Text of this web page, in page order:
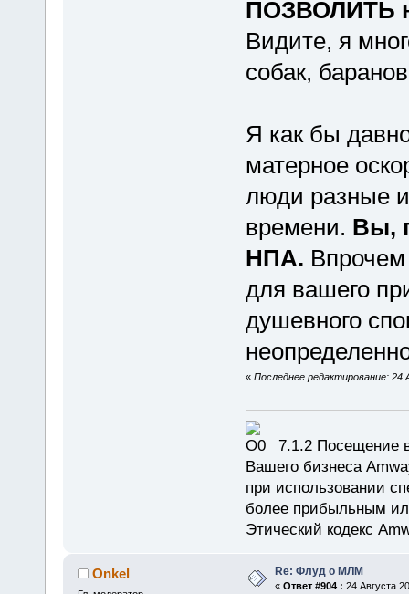
ПОЗВОЛИТЬ
Видите, я
собак,
Я как бы
матерное
люди разные
времени. Вы,
НПА. Впрочем
для вашего
душевного
« Последнее редактирование: 24
7.1.2 Посещение
Вашего бизнеса
при использовании
более прибыльным
Этический кодекс
Onkel Re: Флуд о МЛМ
« Ответ #904 : 24 Августа